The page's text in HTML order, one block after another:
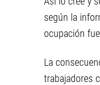
según la
ocupación
La
trabajadores